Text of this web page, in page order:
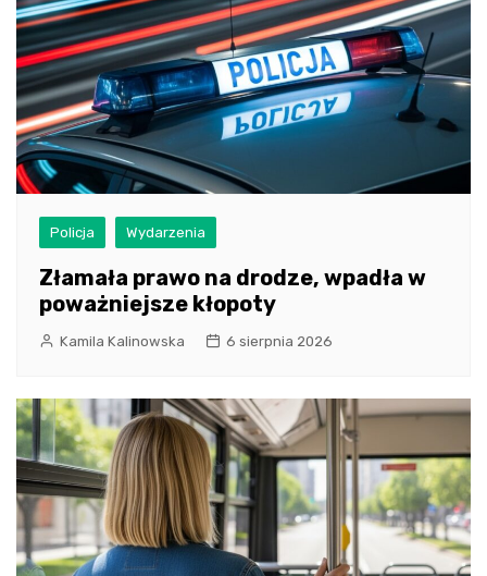
Policja Wydarzenia
Złamała prawo na drodze, wpadła w
poważniejsze kłopoty
Kamila Kalinowska 6 sierpnia 2026